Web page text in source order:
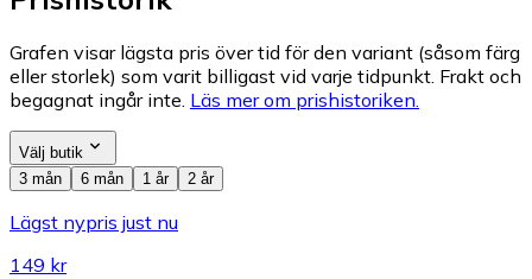
Grafen visar lägsta pris över tid för den variant (såsom färg
eller storlek) som varit billigast vid varje tidpunkt. Frakt och
begagnat ingår inte. Läs mer om prishistoriken.
Välj butik
3 mån
6 mån 1 år 2 år
Lägst nypris just nu
149 kr